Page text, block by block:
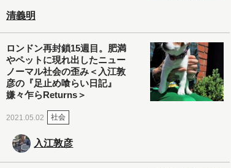
清義明
ロンドン再封鎖15週目。肥満
やペットに現れ出したニュー
ノーマル社会の歪み＜入江敦
彦の『足止め喰らい日記』
嫌々乍らReturns＞
2021.05.02 社会
入江敦彦